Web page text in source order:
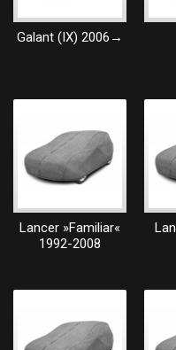
Galant (IX) 2006→
Lancer »Familiar«
1992-2008